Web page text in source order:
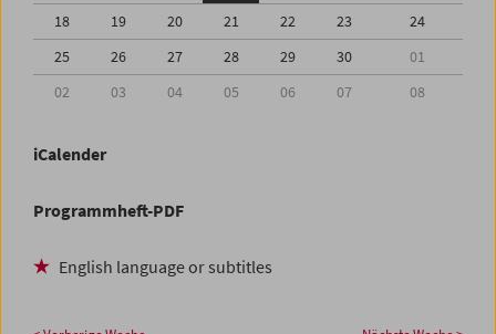
18
19 20 21 22 23
24
25
26 27 28 29 30
01
02
03 04 05 06 07 08
iCalender
Programmheft-PDF
English language or subtitles